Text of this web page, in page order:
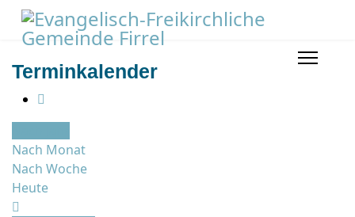
Terminkalender
Nach Monat
Nach Woche
Heute